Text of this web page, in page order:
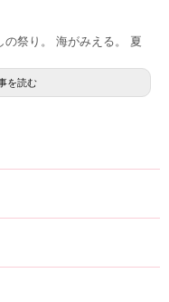
の祭り。 海がみえる。 夏
を読む